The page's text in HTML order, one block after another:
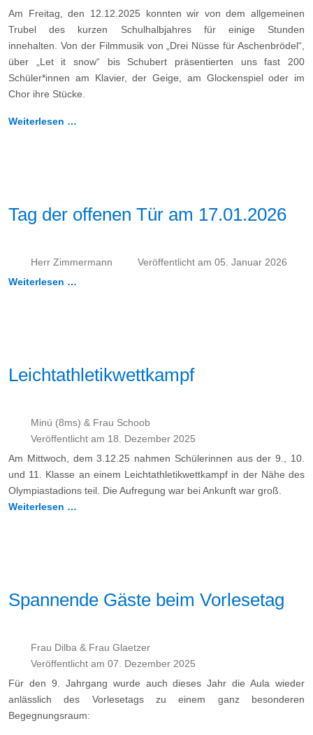
Am Freitag, den 12.12.2025 konnten wir von dem allgemeinen
Trubel des kurzen Schulhalbjahres für einige Stunden
innehalten. Von der Filmmusik von „Drei Nüsse für Aschenbrödel“,
über „Let it snow“ bis Schubert präsentierten uns fast 200
Schüler*innen am Klavier, der Geige, am Glockenspiel oder im
Chor ihre Stücke.
Weiterlesen …
Tag der offenen Tür am 17.01.2026
Herr Zimmermann
Veröffentlicht am 05. Januar 2026
Weiterlesen …
Leichtathletikwettkampf
Minú (8ms) & Frau Schoob
Veröffentlicht am 18. Dezember 2025
Am Mittwoch, dem 3.12.25 nahmen Schülerinnen aus der 9., 10.
und 11. Klasse an einem Leichtathletikwettkampf in der Nähe des
Olympiastadions teil. Die Aufregung war bei Ankunft war groß.
Weiterlesen …
Spannende Gäste beim Vorlesetag
Frau Dilba & Frau Glaetzer
Veröffentlicht am 07. Dezember 2025
Für den 9. Jahrgang wurde auch dieses Jahr die Aula wieder
anlässlich des Vorlesetags zu einem ganz besonderen
Begegnungsraum: